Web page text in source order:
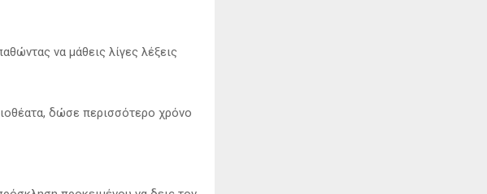
να μάθεις λίγες λέξεις
δώσε περισσότερο χρόνο